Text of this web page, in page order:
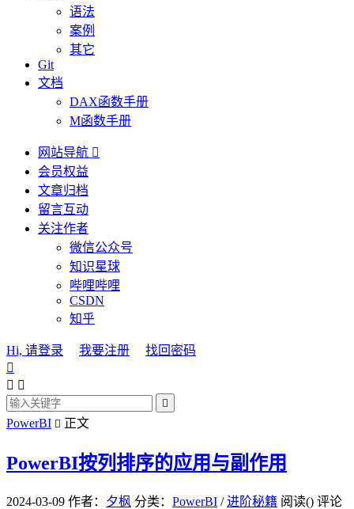
语法
案例
其它
Git
文档
DAX函数手册
M函数手册
网站导航 
会员权益
文章归档
留言互动
关注作者
微信公众号
知识星球
哔哩哔哩
CSDN
知乎
Hi, 请登录 我要注册
找回密码

 

PowerBI  正文
PowerBI按列排序的应用与副作用
2024-03-09 作者： 夕枫 分类： PowerBI /进阶秘籍 阅读() 评论